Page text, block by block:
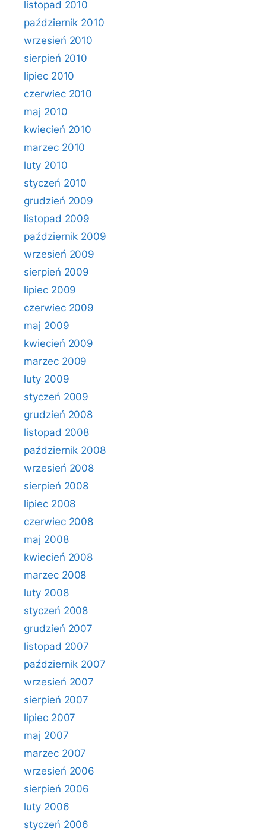
listopad 2010
październik 2010
wrzesień 2010
sierpień 2010
lipiec 2010
czerwiec 2010
maj 2010
kwiecień 2010
marzec 2010
luty 2010
styczeń 2010
grudzień 2009
listopad 2009
październik 2009
wrzesień 2009
sierpień 2009
lipiec 2009
czerwiec 2009
maj 2009
kwiecień 2009
marzec 2009
luty 2009
styczeń 2009
grudzień 2008
listopad 2008
październik 2008
wrzesień 2008
sierpień 2008
lipiec 2008
czerwiec 2008
maj 2008
kwiecień 2008
marzec 2008
luty 2008
styczeń 2008
grudzień 2007
listopad 2007
październik 2007
wrzesień 2007
sierpień 2007
lipiec 2007
maj 2007
marzec 2007
wrzesień 2006
sierpień 2006
luty 2006
styczeń 2006